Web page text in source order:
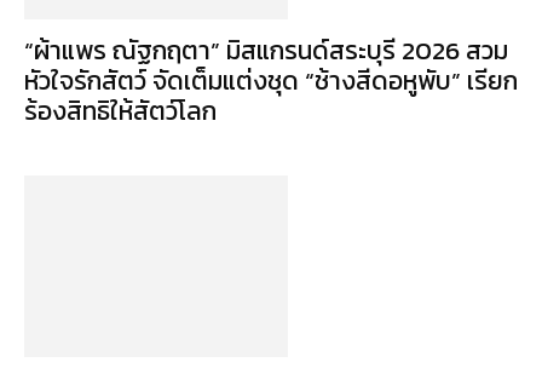
“ผ้าแพร ณัฐกฤตา” มิสแกรนด์สระบุรี 2026 สวม
หัวใจรักสัตว์ จัดเต็มแต่งชุด “ช้างสีดอหูพับ” เรียก
ร้องสิทธิให้สัตว์โลก